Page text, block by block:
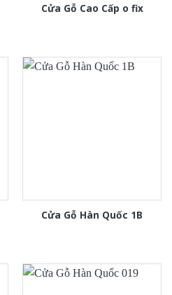
Cửa Gỗ Cao Cấp o fix
Cửa Gỗ Hàn Quốc 1B